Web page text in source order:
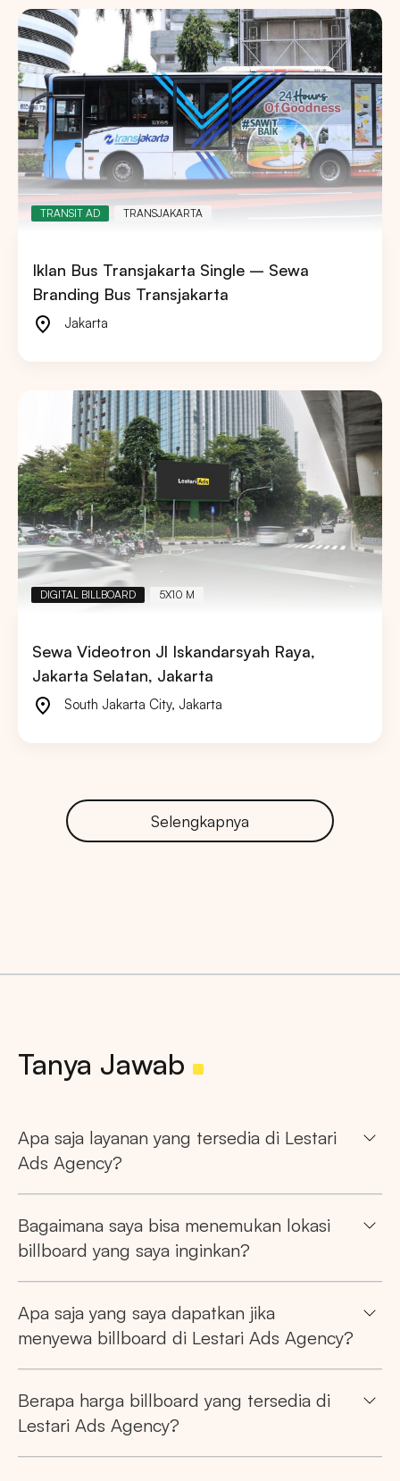
TRANSIT AD TRANSJAKARTA
Iklan Bus Transjakarta Single – Sewa
Branding Bus Transjakarta
Jakarta
DIGITAL BILLBOARD 5X10 M
Sewa Videotron Jl Iskandarsyah Raya,
Jakarta Selatan, Jakarta
South Jakarta City, Jakarta
Selengkapnya
Tanya Jawab
Apa saja layanan yang tersedia di Lestari
Ads Agency?
Bagaimana saya bisa menemukan lokasi
billboard yang saya inginkan?
Apa saja yang saya dapatkan jika
menyewa billboard di Lestari Ads Agency?
Berapa harga billboard yang tersedia di
Lestari Ads Agency?